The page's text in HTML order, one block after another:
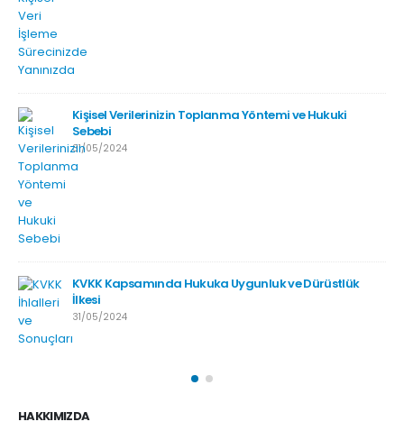
Kişisel Verilerinizin Toplanma Yöntemi ve Hukuki
Sebebi
31/05/2024
KVKK Kapsamında Hukuka Uygunluk ve Dürüstlük
İlkesi
31/05/2024
HAKKIMIZDA